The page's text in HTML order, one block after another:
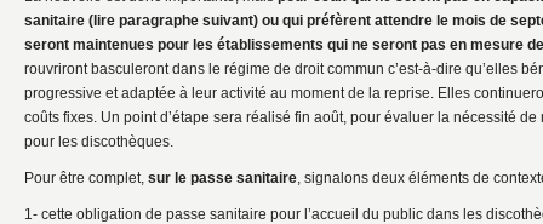
sanitaire (lire paragraphe suivant) ou qui préfèrent attendre le mois de
seront maintenues pour les établissements qui ne seront pas en mesure
rouvriront basculeront dans le régime de droit commun c’est-à-dire qu’elles
progressive et adaptée à leur activité au moment de la reprise. Elles
coûts fixes. Un point d’étape sera réalisé fin août, pour évaluer la nécessité
pour les discothèques.
Pour être complet, sur le passe sanitaire, signalons deux éléments de
1- cette obligation de passe sanitaire pour l’accueil du public dans les